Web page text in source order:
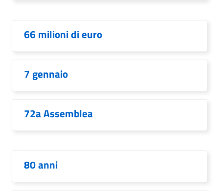
66 milioni di euro
7 gennaio
72a Assemblea
80 anni